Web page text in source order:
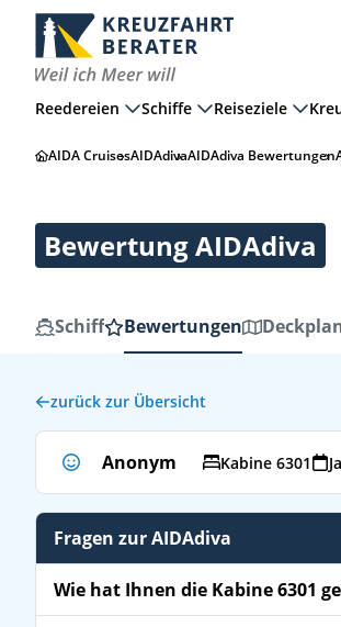
Reedereien Schiffe Reiseziele
AIDA CruisesAIDAdivaAIDAdiva Bewertungen
Bewertung AIDAdiva
Schiff Bewertungen
zurück zur Übersicht
Anonym Kabine 6301
Fragen zur AIDAdiva
Wie hat Ihnen die Kabine 6301